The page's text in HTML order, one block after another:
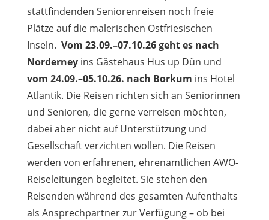
stattfindenden Seniorenreisen noch freie
Plätze auf die malerischen Ostfriesischen
Inseln. Vom 23.09.–07.10.26 geht es nach
Norderneyins Gästehaus Hus up Dün und
vom 24.09.–05.10.26. nach Borkum ins Hotel
Atlantik. Die Reisen richten sich an Seniorinnen
und Senioren, die gerne verreisen möchten,
dabei aber nicht auf Unterstützung und
Gesellschaft verzichten wollen. Die Reisen
werden von erfahrenen, ehrenamtlichen AWO-
Reiseleitungen begleitet. Sie stehen den
Reisenden während des gesamten Aufenthalts
als Ansprechpartner zur Verfügung – ob bei